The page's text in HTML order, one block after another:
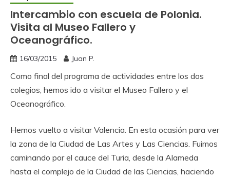
Intercambio con escuela de Polonia.
Visita al Museo Fallero y
Oceanográfico.
16/03/2015 Juan P.
Como final del programa de actividades entre los dos
colegios, hemos ido a visitar el Museo Fallero y el
Oceanográfico.
Hemos vuelto a visitar Valencia. En esta ocasión para ver
la zona de la Ciudad de Las Artes y Las Ciencias. Fuimos
caminando por el cauce del Turia, desde la Alameda
hasta el complejo de la Ciudad de las Ciencias, haciendo